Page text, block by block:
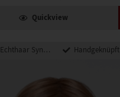
Quickview
Echthaar Synthetik Mix Handgeknüpft